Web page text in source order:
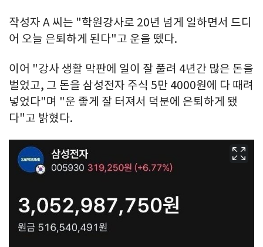
작성자 A 씨는 "학원강사로 20년 넘게 일하면서 드디
어 오늘 은퇴하게 된다"고 운을 뗐다.
이어 "강사 생활 막판에 일이 잘 풀려 4년간 많은 돈을
벌었고, 그 돈을 삼성전자 주식 5만 4000원에 다 때려
넣었다"며 "운 좋게 잘 터져서 덕분에 은퇴하게 됐
다"고 밝혔다.